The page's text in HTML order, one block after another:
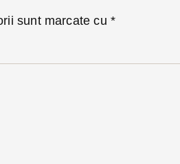
sunt marcate cu *